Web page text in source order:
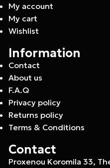
My account
My cart
Wishlist
Information
Contact
About us
F.A.Q
Privacy policy
Returns policy
Terms & Conditions
Contact
Proxenou Koromila 33,